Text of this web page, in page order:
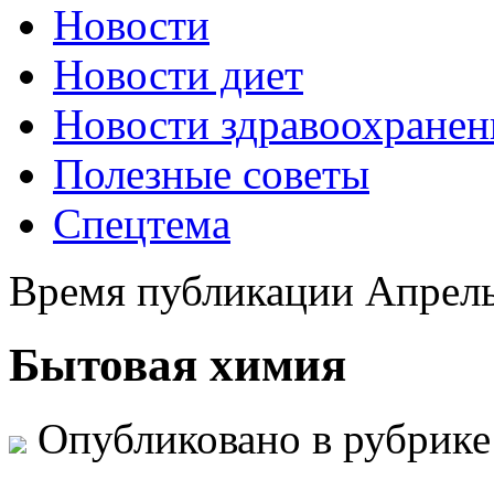
Новости
Новости диет
Новости
Полезные советы
Спецтема
Время публикации
Бытовая химия
Опубликовано в